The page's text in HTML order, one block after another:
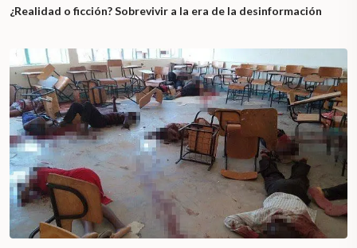
¿Realidad o ficción? Sobrevivir a la era de la desinformación